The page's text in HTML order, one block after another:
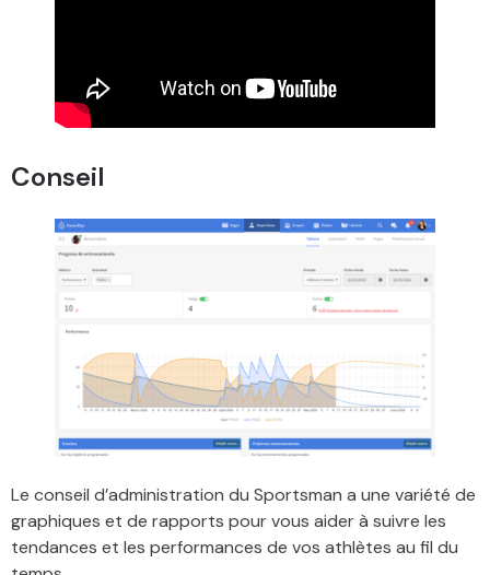
Conseil
Le conseil d’administration du Sportsman a une variété de
graphiques et de rapports pour vous aider à suivre les
tendances et les performances de vos athlètes au fil du